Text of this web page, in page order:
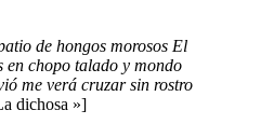
de hongos morosos El
en chopo talado y mondo
me verá cruzar sin rostro
dichosa »]